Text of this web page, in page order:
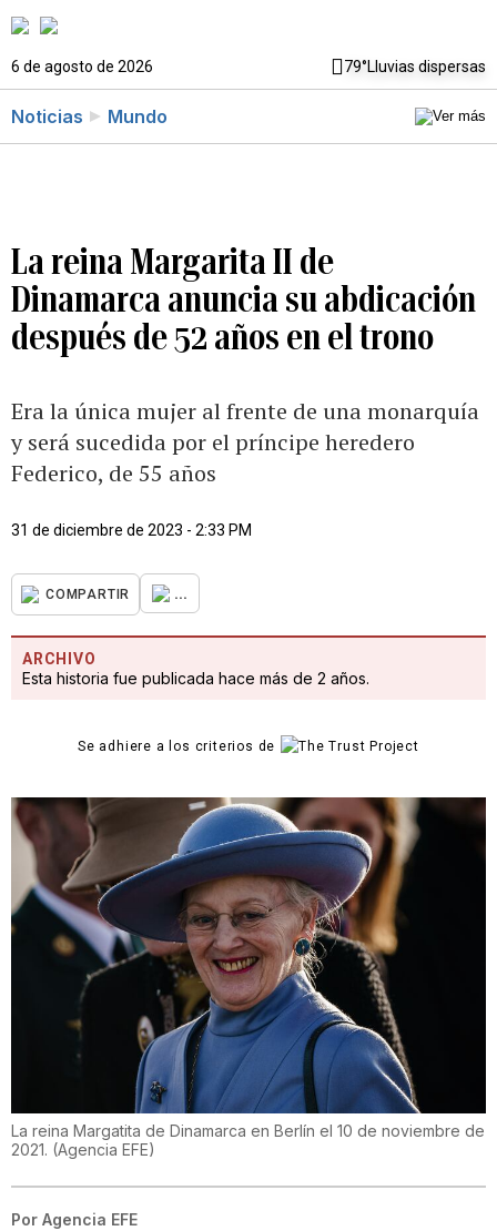
6 de agosto de 2026 79°Lluvias dispersas
Noticias Mundo
La reina Margarita II de
Dinamarca anuncia su abdicación
después de 52 años en el trono
Era la única mujer al frente de una monarquía
y será sucedida por el príncipe heredero
Federico, de 55 años
31 de diciembre de 2023 - 2:33 PM
COMPARTIR ...
ARCHIVO
Esta historia fue publicada hace más de 2 años.
Se adhiere a los criterios de
La reina Margatita de Dinamarca en Berlín el 10 de noviembre de
2021. (Agencia EFE)
Por Agencia EFE